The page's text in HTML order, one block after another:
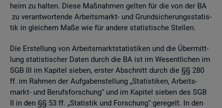
heim zu hal­ten. Diese Maß­nah­men gel­ten für die von der BA
zu ver­ant­wor­ten­de Ar­beits­markt- und Grund­si­che­rungs­sta­tis­
tik in glei­chem Maße wie für an­de­re sta­tis­ti­sche Stel­len.
Die Er­stel­lung von Ar­beits­markt­sta­tis­ti­ken und die Über­mitt­
lung sta­tis­ti­scher Daten durch die BA ist im We­sent­li­chen im
SGB III im Ka­pi­tel sie­ben, ers­ter Ab­schnitt durch die §§ 280
ff. im Rah­men der Auf­ga­ben­stel­lung „Sta­tis­ti­ken, Ar­beits­
markt- und Be­rufs­for­schung“ und im Ka­pi­tel sie­ben des SGB
II in den §§ 53 ff. „Sta­tis­tik und For­schung“ ge­re­gelt. In den